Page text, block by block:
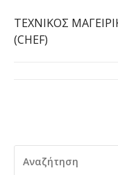
ΤΕΧΝΙΚΟΣ
(CHEF)
ΓΙΑ: